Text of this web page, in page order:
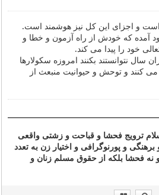
و اجزای این کل نیز هوشمند است.
آمده که خودش از راه آزمون و خطا و
خود را پیدا می کند.
سال نتوانستند بکنند امروزه سکولارها
می کنند و توحش و حیوانیت منبعث از
ترویج فحشا و قباحت و زشتی واقعی
و پورنوگرافی و اختیار زن به تعدد
فحشا بلکه از حقوق مسلم زنان و